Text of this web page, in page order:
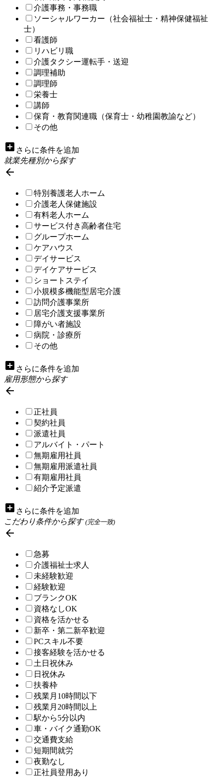
介護事務・事務職
ソーシャルワーカー（社会福祉士・精神保健福祉
士）
看護師
リハビリ職
介護タクシー運転手・送迎
調理補助
調理師
栄養士
講師
保育・教育関連職（保育士・幼稚園教諭など）
その他
add_box さらに条件を追加
就業先種別から探す

特別養護老人ホーム
介護老人保健施設
有料老人ホーム
サービス付き高齢者住宅
グループホーム
ケアハウス
デイサービス
デイケアサービス
ショートステイ
小規模多機能型居宅介護
訪問介護事業所
居宅介護支援事業所
障がい者施設
病院・診療所
その他
add_box さらに条件を追加
雇用形態から探す

正社員
契約社員
派遣社員
アルバイト・パート
無期雇用社員
無期雇用派遣社員
有期雇用社員
紹介予定派遣
add_box さらに条件を追加
こだわり条件から探す(完全一致)

急募
介護福祉士求人
未経験歓迎
経験歓迎
ブランクOK
資格なしOK
資格を活かせる
新卒・第二新卒歓迎
PCスキル不要
接客経験を活かせる
土日祝休み
日祝休み
扶養枠
残業月10時間以下
残業月20時間以上
駅から5分以内
車・バイク通勤OK
交通費支給
短期間就労
夜勤なし
正社員登用あり